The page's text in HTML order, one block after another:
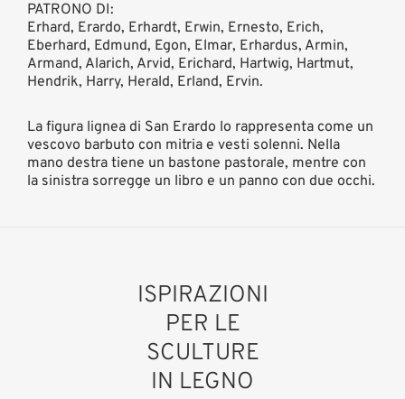
PATRONO DI:
Erhard, Erardo, Erhardt, Erwin, Ernesto, Erich,
Eberhard, Edmund, Egon, Elmar, Erhardus, Armin,
Armand, Alarich, Arvid, Erichard, Hartwig, Hartmut,
Hendrik, Harry, Herald, Erland, Ervin.
La figura lignea di San Erardo lo rappresenta come un
vescovo barbuto con mitria e vesti solenni. Nella
mano destra tiene un bastone pastorale, mentre con
la sinistra sorregge un libro e un panno con due occhi.
ISPIRAZIONI
PER LE
SCULTURE
IN LEGNO